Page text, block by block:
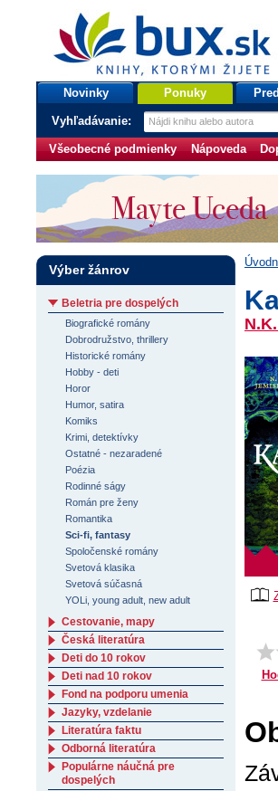
bux.sk
knihy, ktorými žijete
Úvodná stránka
Novinky Ponuky
Vyhľadávanie:
Všeobecné podmienky Nápoveda
Výber žánrov
Beletria pre dospelých
Biografické romány
Dobrodružstvo, thrillery
Historické romány
Hobby - deti
Horor
Humor, satira
Komiks
Krimi, detektívky
Ostatné - nezaradené
Poézia
Rodinné ságy
Román pre ženy
Romantika
Sci-fi, fantasy
Spoločenské romány
Svetová klasika
Svetová súčasná
YOLi, young adult, new adult
Cestovanie, mapy
Česká literatúra
Deti do 10 rokov
Deti nad 10 rokov
Fond na podporu umenia
Jazyky, vzdelanie
Literatúra faktu
Odborná literatúra
Populárne náučná pre
dospelých